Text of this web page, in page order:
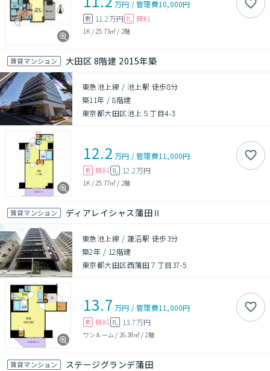
万円 /管理費10,000円
敷 11.2万円 礼 無料
1K / 25.73㎡ / 2階
賃貸マンション 大田区 8階建 2015年築
東急池上線 / 池上駅 徒歩8分
築11年 /8階建
東京都大田区池上５丁目4-3
12.2 万円 /管理費11,000円
敷 無料 礼 12.2万円
1K / 25.77㎡ / 2階
賃貸マンション ディアレイシャス蒲田Ⅱ
東急池上線 / 蓮沼駅 徒歩3分
築2年 / 12階建
東京都大田区西蒲田７丁目37-5
13.7 万円 /管理費11,000円
敷 無料 礼 13.7万円
ワンルーム / 26.38㎡/ 2階
賃貸マンション ステージグランデ蒲田